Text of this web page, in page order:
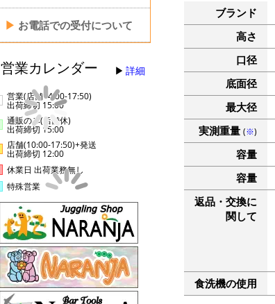
▶ お電話での受付について
営業カレンダー 詳細
営業(店舗14:00-17:50)
出荷締切 15:00
通販のみ(店舗休)
出荷締切 15:00
店舗(10:00-17:50)+発送
出荷締切 12:00
休業日 出荷業務無し
特殊営業
ブランド
高さ
口径
底面径
最大径
実測重量 (※)
容量
容量
返品・交換に
関して
食洗機の使用